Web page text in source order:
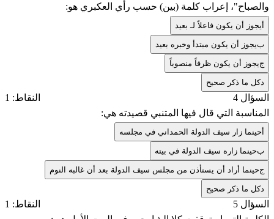
والصباح"، إعراب كلمة (بين) حسب رأي العكبري هو:
يجوز أن يكون فاعلاً لـ بعيد
بيجوز أن يكون مبتدأ وخبره بعيد
جيجوز أن يكون ظرفاً منصوباً
كل ما ذكر صحيح
السؤال 4
النقاط: 1
المناسبة التي قال فيها المتنبي قصيدته هي:
حينما زار سيف الدولة الحمداني في مجلسه
بحينما زاره سيف الدولة في بيته
جحينما أراد أن يستأذن من مجلس سيف الدولة بعد أن غالبه النوم
كل ما ذكر صحيح
السؤال 5
النقاط: 1